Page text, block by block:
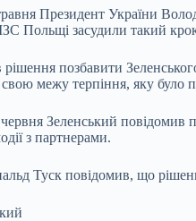
Президент України
Польщі засудили такий
позбавити
межу терпіння, яку було
Зеленський
з партнерами.
Туск повідомив, що